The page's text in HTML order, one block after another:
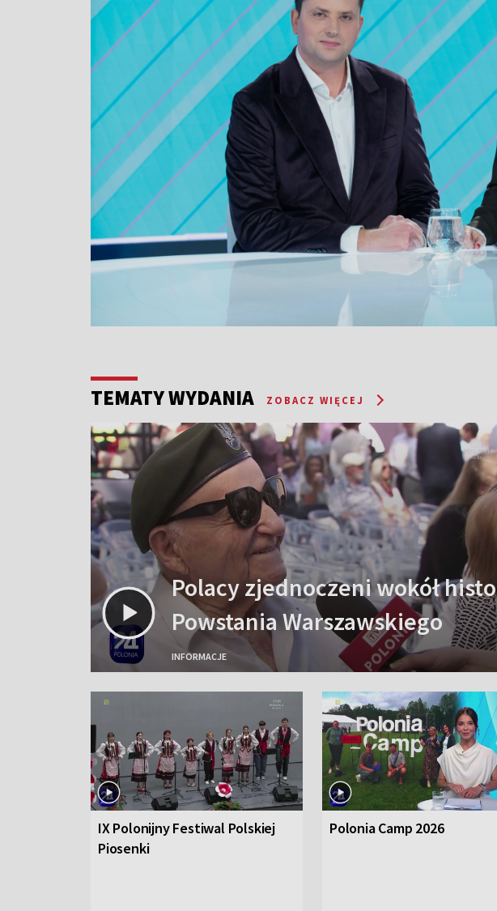
TEMATY WYDANIA ZOBACZ WIĘCEJ
Polacy zjednoczeni wokół
Powstania Warszawskiego
INFORMACJE
IX Polonijny Festiwal Polskiej
Piosenki
Polonia Camp 2026